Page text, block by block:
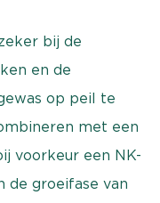
bij de
en de
op peil te
met een
voorkeur een NK-
de groeifase van